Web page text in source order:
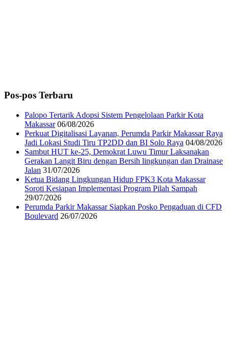
Pos-pos Terbaru
Palopo Tertarik Adopsi Sistem Pengelolaan Parkir Kota
Makassar 06/08/2026
Perkuat Digitalisasi Layanan, Perumda Parkir Makassar Raya
Jadi Lokasi Studi Tiru TP2DD dan BI Solo Raya 04/08/2026
Sambut HUT ke-25, Demokrat Luwu Timur Laksanakan
Gerakan Langit Biru dengan Bersih lingkungan dan Drainase
Jalan 31/07/2026
Ketua Bidang Lingkungan Hidup FPK3 Kota Makassar
Soroti Kesiapan Implementasi Program Pilah Sampah
29/07/2026
Perumda Parkir Makassar Siapkan Posko Pengaduan di CFD
Boulevard 26/07/2026